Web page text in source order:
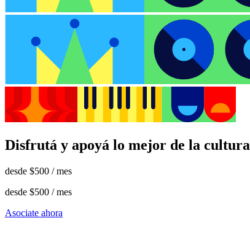
Disfrutá y apoyá lo mejor de la cultura
desde $500 / mes
desde $500 / mes
Asociate ahora